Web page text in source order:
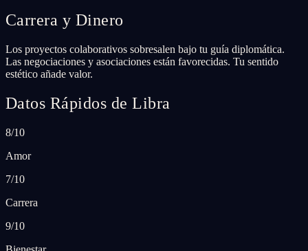
Carrera y Dinero
Los proyectos colaborativos sobresalen bajo tu guía diplomática.
Las negociaciones y asociaciones están favorecidas. Tu sentido
estético añade valor.
Datos Rápidos de Libra
8/10
Amor
7/10
Carrera
9/10